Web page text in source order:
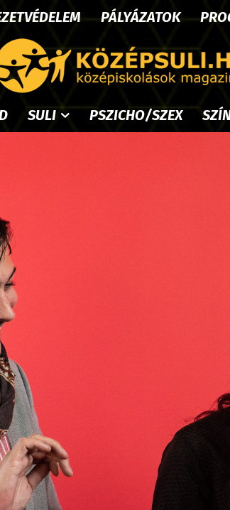
PÁLYÁZATOK
SULI PSZICHO/SZEX